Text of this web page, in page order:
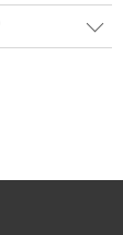
комиссии?